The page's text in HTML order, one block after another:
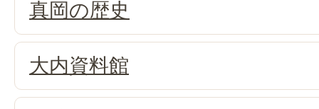
真岡の歴史
大内資料館